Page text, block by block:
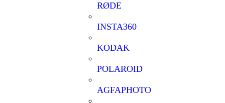
RØDE
INSTA360
KODAK
POLAROID
AGFAPHOTO